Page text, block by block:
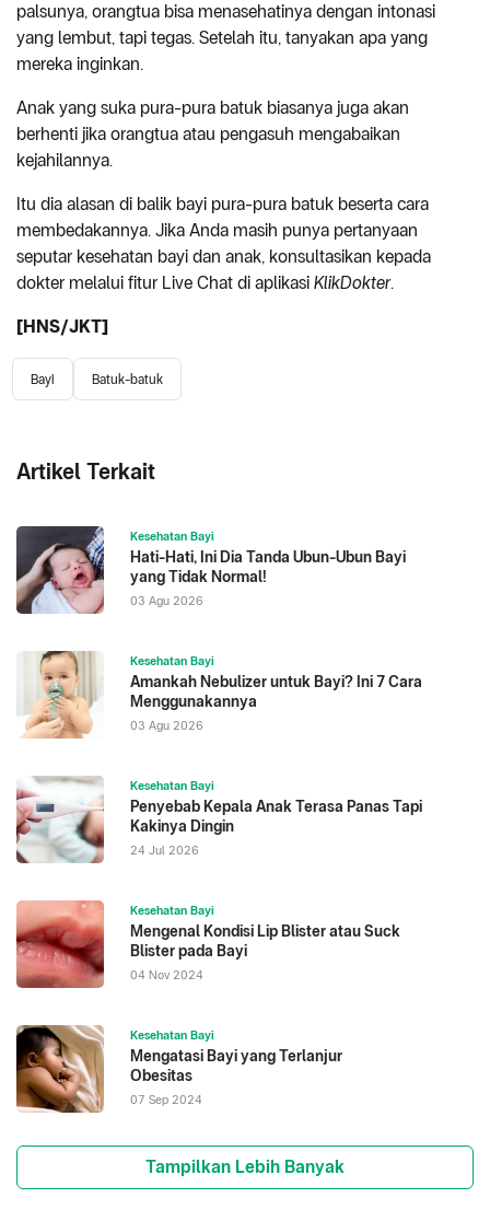
palsunya, orangtua bisa menasehatinya dengan intonasi
yang lembut, tapi tegas. Setelah itu, tanyakan apa yang
mereka inginkan.
Anak yang suka pura-pura batuk biasanya juga akan
berhenti jika orangtua atau pengasuh mengabaikan
kejahilannya.
Itu dia alasan di balik bayi pura-pura batuk beserta cara
membedakannya. Jika Anda masih punya pertanyaan
seputar kesehatan bayi dan anak, konsultasikan kepada
dokter melalui fitur Live Chat di aplikasi KlikDokter.
[HNS/JKT]
Bayi Batuk-batuk
Artikel Terkait
Kesehatan Bayi
Hati-Hati, Ini Dia Tanda Ubun-Ubun Bayi
yang Tidak Normal!
03 Agu 2026
Kesehatan Bayi
Amankah Nebulizer untuk Bayi? Ini 7 Cara
Menggunakannya
03 Agu 2026
Kesehatan Bayi
Penyebab Kepala Anak Terasa Panas Tapi
Kakinya Dingin
24 Jul 2026
Kesehatan Bayi
Mengenal Kondisi Lip Blister atau Suck
Blister pada Bayi
04 Nov 2024
Kesehatan Bayi
Mengatasi Bayi yang Terlanjur
Obesitas
07 Sep 2024
Tampilkan Lebih Banyak